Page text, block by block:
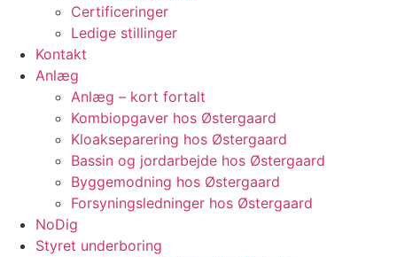
Certificeringer
Ledige stillinger
Kontakt
Anlæg
Anlæg – kort fortalt
Kombiopgaver hos Østergaard
Kloakseparering hos Østergaard
Bassin og jordarbejde hos Østergaard
Byggemodning hos Østergaard
Forsyningsledninger hos Østergaard
NoDig
Styret underboring